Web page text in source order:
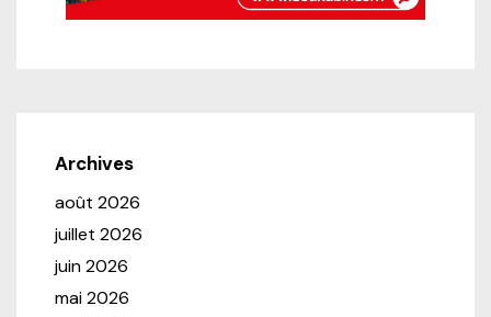
Archives
août 2026
juillet 2026
juin 2026
mai 2026